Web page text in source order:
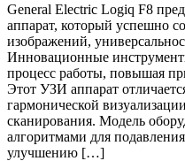
General Electric Logiq F8
аппарат, который успешно
изображений,
Инновационные
процесс работы, повышая
Этот УЗИ аппарат
гармонической
сканирования. Модель
алгоритмами для
улучшению […]